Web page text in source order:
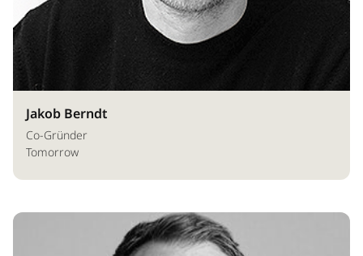
Jakob Berndt
Co-Gründer
Tomorrow